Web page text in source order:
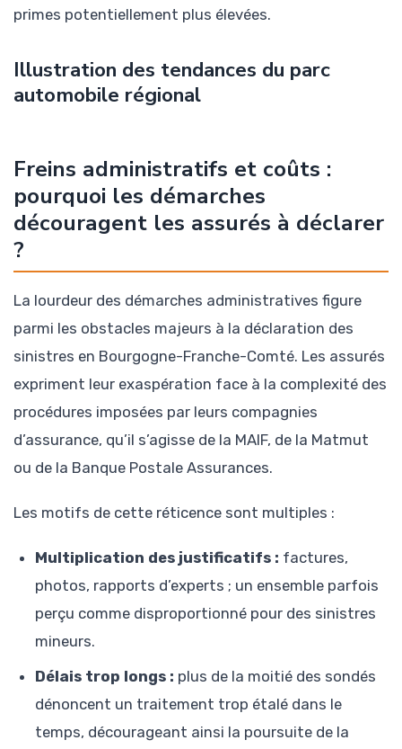
primes potentiellement plus élevées.
Illustration des tendances du parc
automobile régional
Freins administratifs et coûts :
pourquoi les démarches
découragent les assurés à déclarer
?
La lourdeur des démarches administratives figure
parmi les obstacles majeurs à la déclaration des
sinistres en Bourgogne-Franche-Comté. Les assurés
expriment leur exaspération face à la complexité des
procédures imposées par leurs compagnies
d’assurance, qu’il s’agisse de la MAIF, de la Matmut
ou de la Banque Postale Assurances.
Les motifs de cette réticence sont multiples :
Multiplication des justificatifs : factures,
photos, rapports d’experts ; un ensemble parfois
perçu comme disproportionné pour des sinistres
mineurs.
Délais trop longs : plus de la moitié des sondés
dénoncent un traitement trop étalé dans le
temps, décourageant ainsi la poursuite de la